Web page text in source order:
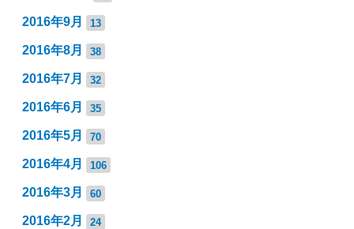
2016年9月 13
2016年8月 38
2016年7月 32
2016年6月 35
2016年5月 70
2016年4月 106
2016年3月 60
2016年2月 24